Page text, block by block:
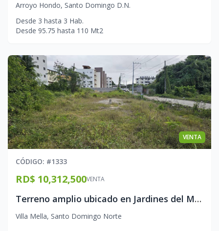
Arroyo Hondo, Santo Domingo D.N.
Desde 3 hasta 3 Hab.
Desde 95.75 hasta 110 Mt2
VENTA
CÓDIGO: #1333
VENTA
RD$ 10,312,500
Terreno amplio ubicado en Jardines del Mirador Guaricano
Villa Mella, Santo Domingo Norte